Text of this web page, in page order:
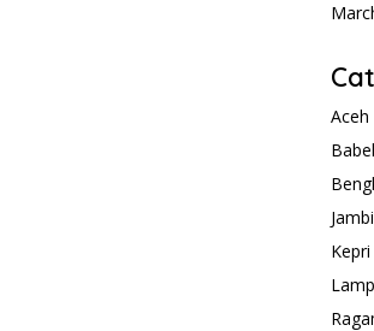
Aceh
Babel
Jambi
Kepri